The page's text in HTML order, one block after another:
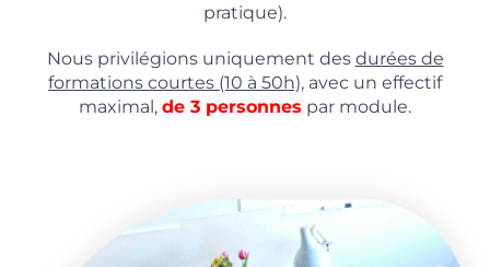
pratique).
Nous privilégions uniquement des durées de
formations courtes (10 à 50h), avec un effectif
maximal, de 3 personnes par module.